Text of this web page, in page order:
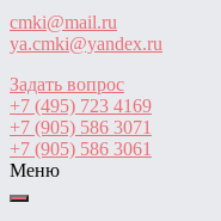
cmki@mail.ru
ya.cmki@yandex.ru
Задать вопрос
+7 (495) 723 4169
+7 (905) 586 3071
+7 (905) 586 3061
Меню